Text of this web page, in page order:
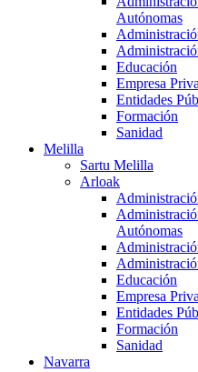
Autónomas
Educación
Empresa
Entidades
Formación
Sanidad
Melilla
Sartu Melilla
Arloak
Autónomas
Educación
Empresa
Entidades
Formación
Sanidad
Navarra